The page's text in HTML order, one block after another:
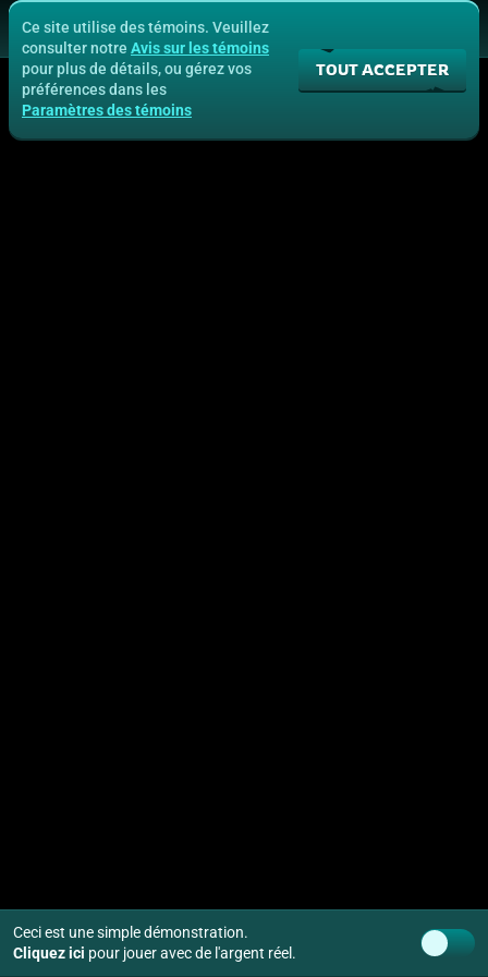
Ceci est une simple démonstration.
Cliquez ici pour jouer avec de l'argent réel.
Ce site utilise des témoins. Veuillez
consulter notre Avis sur les témoins
pour plus de détails, ou gérez vos
préférences dans les
Paramètres des témoins
TOUT ACCEPTER